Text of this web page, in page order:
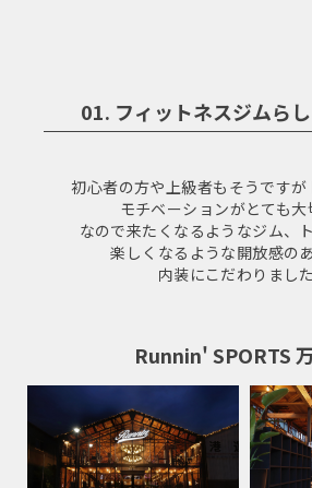
01. フィットネスジムら
初心者の方や上級者もそうです
モチベーションがとても大
なので来たくなるようなジム、
楽しくなるような開放感の
内装にこだわりました
Runnin' SPORTS